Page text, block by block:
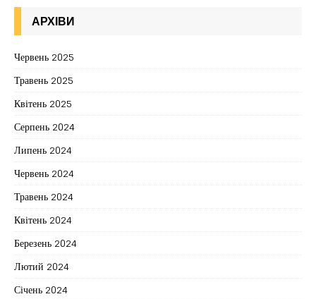
АРХІВИ
Червень 2025
Травень 2025
Квітень 2025
Серпень 2024
Липень 2024
Червень 2024
Травень 2024
Квітень 2024
Березень 2024
Лютий 2024
Січень 2024